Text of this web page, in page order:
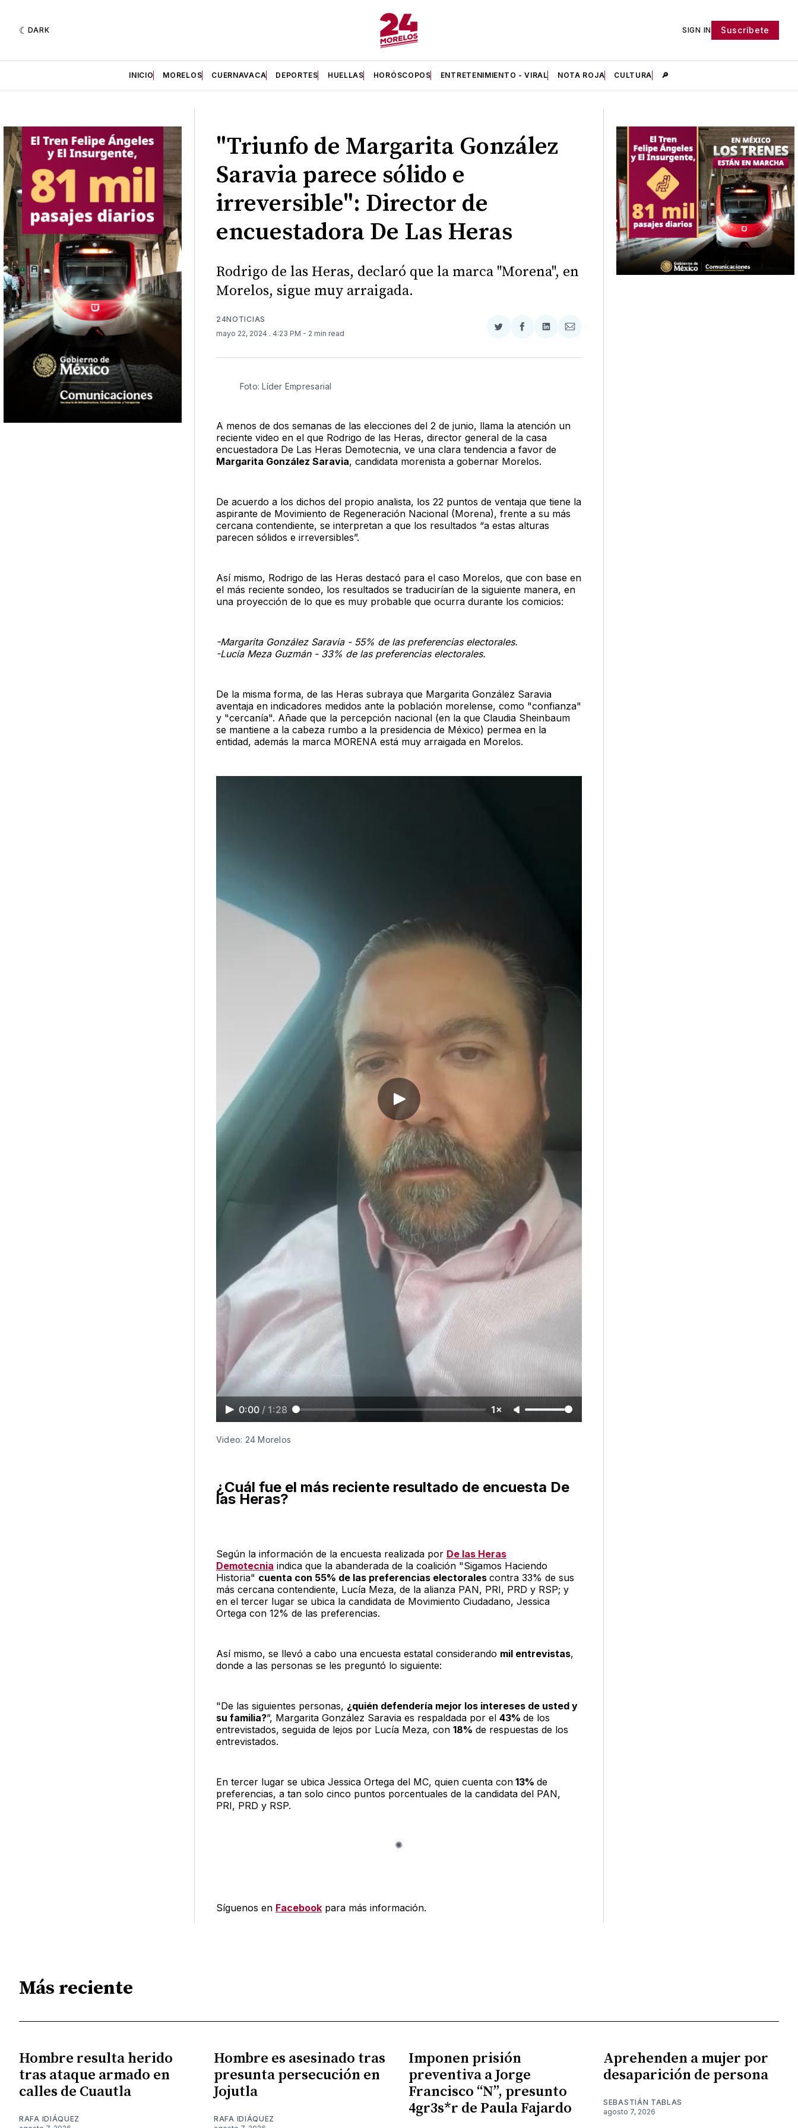
DARK SIGN IN Suscríbete
INICIO MORELOS CUERNAVACA DEPORTES HUELLAS HORÓSCOPOS ENTRETENIMIENTO - VIRAL NOTA ROJA CULTURA 🔎
"Triunfo de Margarita González
Saravia parece sólido e
irreversible": Director de
encuestadora De Las Heras
Rodrigo de las Heras, declaró que la marca "Morena", en
Morelos, sigue muy arraigada.
24NOTICIAS
mayo 22, 2024 . 4:23 PM - 2 min read
Compartir
Twitter
Compartir
Facebook
Compartir
LinkedIn
Compartir
Email
Foto: Líder Empresarial
A menos de dos semanas de las elecciones del 2 de junio, llama la atención un
reciente video en el que Rodrigo de las Heras, director general de la casa
encuestadora De Las Heras Demotecnia, ve una clara tendencia a favor de
Margarita González Saravia, candidata morenista a gobernar Morelos.
De acuerdo a los dichos del propio analista, los 22 puntos de ventaja que tiene la
aspirante de Movimiento de Regeneración Nacional (Morena), frente a su más
cercana contendiente, se interpretan a que los resultados “a estas alturas
parecen sólidos e irreversibles”.
Así mismo, Rodrigo de las Heras destacó para el caso Morelos, que con base en
el más reciente sondeo, los resultados se traducirían de la siguiente manera, en
una proyección de lo que es muy probable que ocurra durante los comicios:
-Margarita González Saravia - 55% de las preferencias electorales.
-Lucía Meza Guzmán - 33% de las preferencias electorales.
De la misma forma, de las Heras subraya que Margarita González Saravia
aventaja en indicadores medidos ante la población morelense, como "confianza"
y "cercanía". Añade que la percepción nacional (en la que Claudia Sheinbaum
se mantiene a la cabeza rumbo a la presidencia de México) permea en la
entidad, además la marca MORENA está muy arraigada en Morelos.
0:00 / 1:28 1×
Video: 24 Morelos
¿Cuál fue el más reciente resultado de encuesta De
las Heras?
Según la información de la encuesta realizada por De las Heras
Demotecnia indica que la abanderada de la coalición "Sigamos Haciendo
Historia" cuenta con 55% de las preferencias electorales contra 33% de sus
más cercana contendiente, Lucía Meza, de la alianza PAN, PRI, PRD y RSP; y
en el tercer lugar se ubica la candidata de Movimiento Ciudadano, Jessica
Ortega con 12% de las preferencias.
Así mismo, se llevó a cabo una encuesta estatal considerando mil entrevistas,
donde a las personas se les preguntó lo siguiente:
"De las siguientes personas, ¿quién defendería mejor los intereses de usted y
su familia?”, Margarita González Saravia es respaldada por el 43% de los
entrevistados, seguida de lejos por Lucía Meza, con 18% de respuestas de los
entrevistados.
En tercer lugar se ubica Jessica Ortega del MC, quien cuenta con13% de
preferencias, a tan solo cinco puntos porcentuales de la candidata del PAN,
PRI, PRD y RSP.
Síguenos en Facebookpara más información.
Más reciente
Hombre resulta herido
tras ataque armado en
calles de Cuautla
RAFA IDIÁQUEZ
Hombre es asesinado tras
presunta persecución en
Jojutla
RAFA IDIÁQUEZ
Imponen prisión
preventiva a Jorge
Francisco “N”, presunto
4gr3s*r de Paula Fajardo
Aprehenden a mujer por
desaparición de persona
SEBASTIÁN TABLAS
agosto 7, 2026